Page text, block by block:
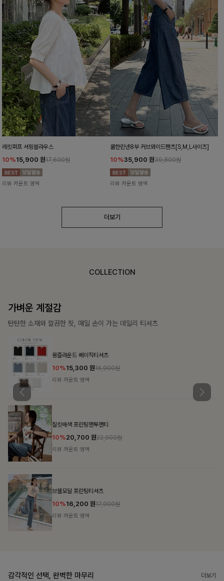
레킷퍼프 셔링블라우스
10%15,900 원17,600원
리뷰 카운트 영역
쿨한린넨8부 커브와이드팬츠[S,M,L사이즈]
10%35,900 원39,800원
리뷰 카운트 영역
더보기
COLLECTION
가장 쉬운 코디
특별한 날부터 일상까지 함께하는 룩
감각적인 선택, 완벽한 마무리 더보기